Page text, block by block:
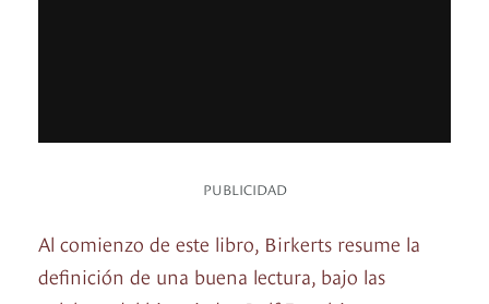
PUBLICIDAD
Al comienzo de este libro, Birkerts resume la
definición de una buena lectura, bajo las